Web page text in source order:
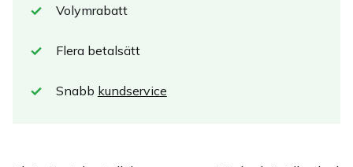
Volymrabatt
Flera betalsätt
Snabb kundservice